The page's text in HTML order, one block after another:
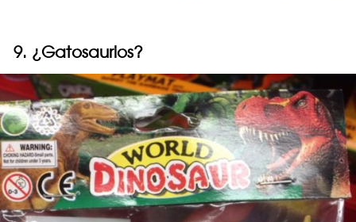
9. ¿Gatosaurios?